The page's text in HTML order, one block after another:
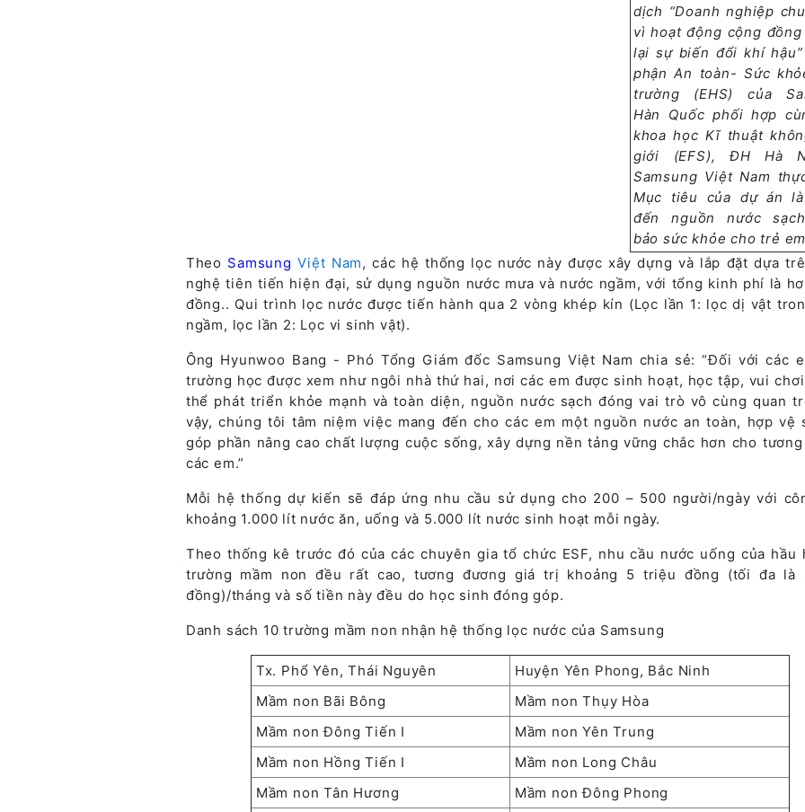
dịch “Doanh nghiệp
vì hoạt động cộng
lại sự biến đổi khí
phận An toàn- Sức
trường (EHS) của
Hàn Quốc phối hợp
khoa học Kĩ thuật
giới (EFS), ĐH Hà
Samsung Việt Nam
Mục tiêu của dự án là
đến nguồn nước
bảo sức khỏe cho trẻ
Theo Samsung Việt Nam, các hệ thống lọc nước này được xây dựng và lắp đặt dựa
nghệ tiên tiến hiện đại, sử dụng nguồn nước mưa và nước ngầm, với tổng kinh phí là
đồng.. Qui trình lọc nước được tiến hành qua 2 vòng khép kín (Lọc lần 1: lọc dị vật
ngầm, lọc lần 2: Lọc vi sinh vật).
Ông Hyunwoo Bang - Phó Tổng Giám đốc Samsung Việt Nam chia sẻ: “Đối với các
trường học được xem như ngôi nhà thứ hai, nơi các em được sinh hoạt, học tập, vui
thể phát triển khỏe mạnh và toàn diện, nguồn nước sạch đóng vai trò vô cùng quan
vậy, chúng tôi tâm niệm việc mang đến cho các em một nguồn nước an toàn, hợp vệ
góp phần nâng cao chất lượng cuộc sống, xây dựng nền tảng vững chắc hơn cho
các em.”
Mỗi hệ thống dự kiến sẽ đáp ứng nhu cầu sử dụng cho 200 – 500 người/ngày với
khoảng 1.000 lít nước ăn, uống và 5.000 lít nước sinh hoạt mỗi ngày.
Theo thống kê trước đó của các chuyên gia tổ chức ESF, nhu cầu nước uống của hầu
trường mầm non đều rất cao, tương đương giá trị khoảng 5 triệu đồng (tối đa là
đồng)/tháng và số tiền này đều do học sinh đóng góp.
Danh sách 10 trường mầm non nhận hệ thống lọc nước của Samsung
Tx. Phổ Yên, Thái Nguyên
Huyện Yên Phong, Bắc Ninh
Mầm non Bãi Bông
Mầm non Thụy Hòa
Mầm non Đông Tiến I
Mầm non Yên Trung
Mầm non Hồng Tiến I
Mầm non Long Châu
Mầm non Tân Hương
Mầm non Đông Phong